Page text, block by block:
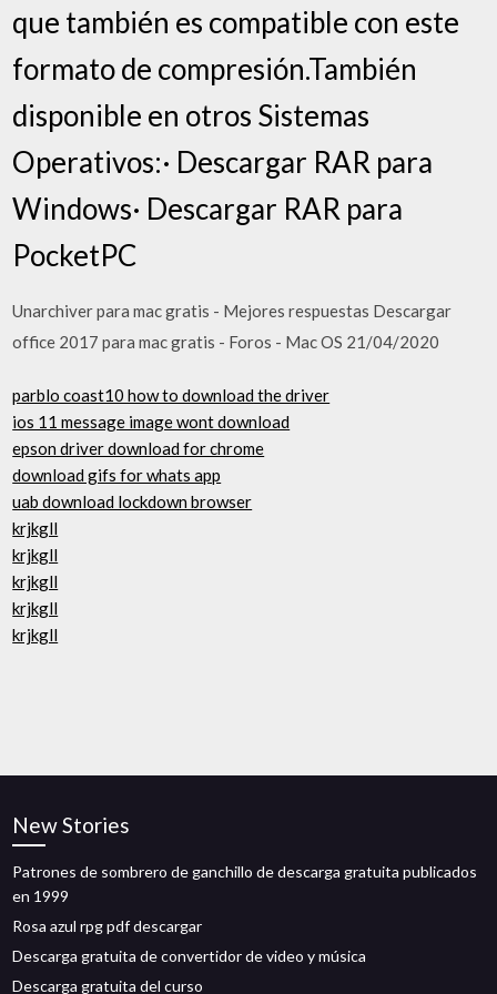
que también es compatible con este
formato de compresión.También
disponible en otros Sistemas
Operativos:· Descargar RAR para
Windows· Descargar RAR para
PocketPC
Unarchiver para mac gratis - Mejores respuestas Descargar
office 2017 para mac gratis - Foros - Mac OS 21/04/2020
parblo coast10 how to download the driver
ios 11 message image wont download
epson driver download for chrome
download gifs for whats app
uab download lockdown browser
krjkgll
krjkgll
krjkgll
krjkgll
krjkgll
New Stories
Patrones de sombrero de ganchillo de descarga gratuita publicados
en 1999
Rosa azul rpg pdf descargar
Descarga gratuita de convertidor de video y música
Descarga gratuita del curso